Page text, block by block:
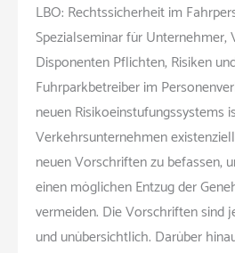
(Seminar
|
Online)
LBO: Rechtssicherheit im
Spezialseminar für Unternehmer,
Disponenten Pflichten, Risiken
Fuhrparkbetreiber im
neuen Risikoeinstufungssystems
Verkehrsunternehmen
neuen Vorschriften zu befassen,
einen möglichen Entzug der
vermeiden. Die Vorschriften sind
und unübersichtlich. Darüber